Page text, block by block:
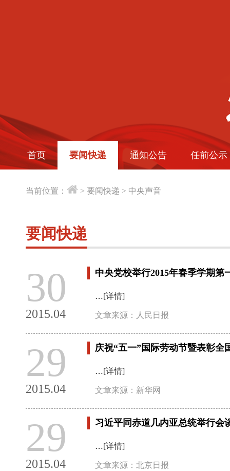
首页 要闻快递 通知公告 任前公示
当前位置： > 要闻快递 > 中央声音
要闻快递
30
2015.04
中央党校举行2015年春季学期第
…[详情]
文章来源：人民日报
29
2015.04
庆祝“五一”国际劳动节暨表彰全
…[详情]
文章来源：新华网
29
2015.04
习近平同赤道几内亚总统举行会
…[详情]
文章来源：北京日报